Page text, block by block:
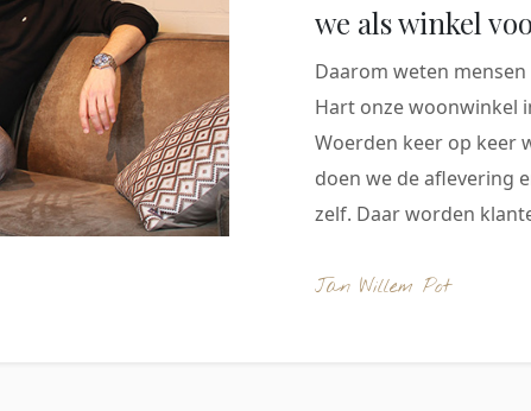
we als winkel
Daarom weten
Hart onze woonwinkel
Woerden keer op keer
doen we de aflevering
zelf. Daar worden
Jan Willem Pot